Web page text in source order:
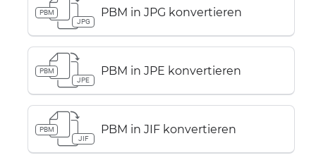
PBM
JPG
PBM in JPG konvertieren
PBM
JPE
PBM in JPE konvertieren
PBM
JIF
PBM in JIF konvertieren